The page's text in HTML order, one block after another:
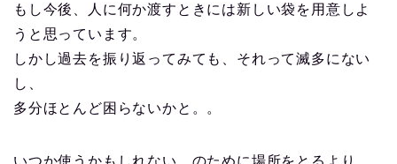
もし今後、人に何か渡すときには新しい袋を用意しよ
うと思っています。
しかし過去を振り返ってみても、それって滅多にない
し、
多分ほとんど困らないかと。。
いつか使うかもしれない、のために場所をとるより、